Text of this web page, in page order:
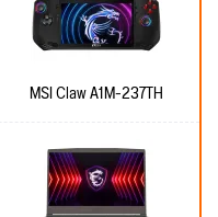
MSI Claw A1M-237TH